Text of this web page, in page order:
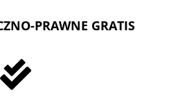
PRAWNE GRATIS
